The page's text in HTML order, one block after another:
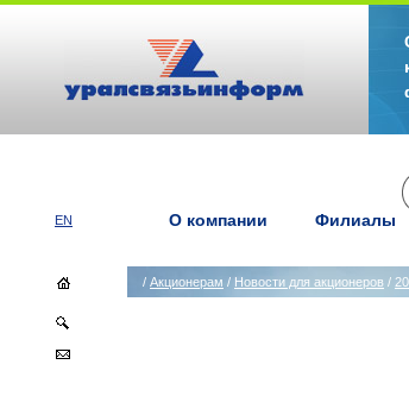
EN О компании Филиалы
/ Акционерам / Новости для акционеров /